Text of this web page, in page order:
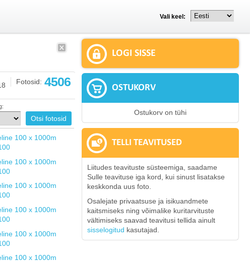
Vali keel:
Fotosid: 4506
LOGI SISSE
OSTUKORV
Ostukorv on tühi
TELLI TEAVITUSED
Liitudes teavituste süsteemiga, saadame
Sulle teavituse iga kord, kui sinust lisatakse
keskkonda uus foto.
Osalejate privaatsuse ja isikuandmete
kaitsmiseks ning võimalike kuritarvituste
vältimiseks saavad teavitusi tellida ainult
sisselogitud kasutajad.